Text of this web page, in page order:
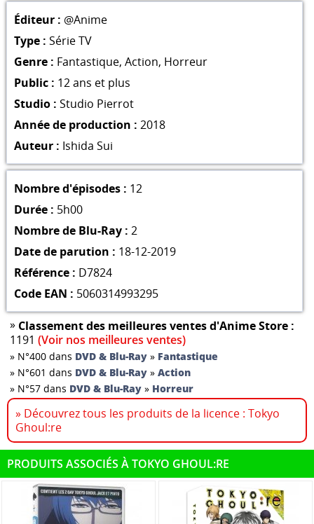
Éditeur : @Anime
Type : Série TV
Genre : Fantastique, Action, Horreur
Public : 12 ans et plus
Studio : Studio Pierrot
Année de production : 2018
Auteur : Ishida Sui
Nombre d'épisodes : 12
Durée : 5h00
Nombre de Blu-Ray : 2
Date de parution : 18-12-2019
Référence : D7824
Code EAN : 5060314993295
» Classement des meilleures ventes d'Anime Store :
1191(Voir nos meilleures ventes)
» N°400 dans DVD & Blu-Ray » Fantastique
» N°601 dans DVD & Blu-Ray »Action
» N°57 dans DVD & Blu-Ray » Horreur
» Découvrez tous les produits de la licence : Tokyo
Ghoul:re
PRODUITS ASSOCIÉS À TOKYO GHOUL:RE